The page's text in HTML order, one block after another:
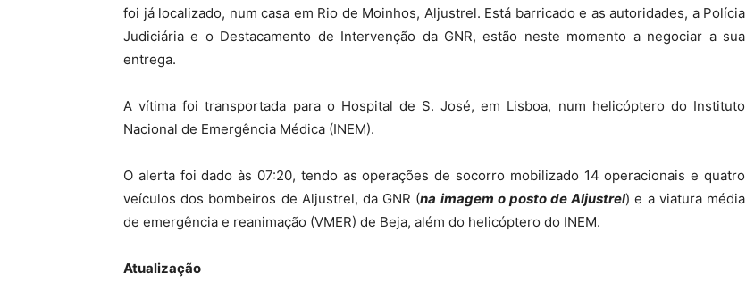
foi já localizado, num casa em Rio de Moinhos, Aljustrel. Está barricado e as autoridades, a Polícia
Judiciária e o Destacamento de Intervenção da GNR, estão neste momento a negociar a sua
entrega.
A vítima foi transportada para o Hospital de S. José, em Lisboa, num helicóptero do Instituto
Nacional de Emergência Médica (INEM).
O alerta foi dado às 07:20, tendo as operações de socorro mobilizado 14 operacionais e quatro
veículos dos bombeiros de Aljustrel, da GNR (na imagem o posto de Aljustrel) e a viatura média
de emergência e reanimação (VMER) de Beja, além do helicóptero do INEM.
Atualização